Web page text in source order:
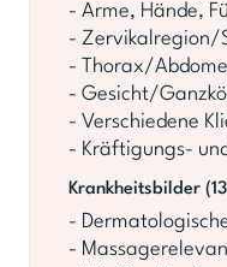
- Arme, Hände,
- Zervikalregion/
- Thorax/
- Gesicht/
- Verschiedene
- Kräftigungs-
Krankheitsbilder
-
-